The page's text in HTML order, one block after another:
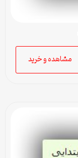
مشاهده و خرید